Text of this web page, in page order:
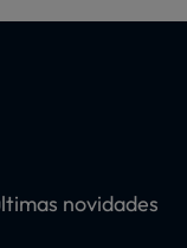
novidades